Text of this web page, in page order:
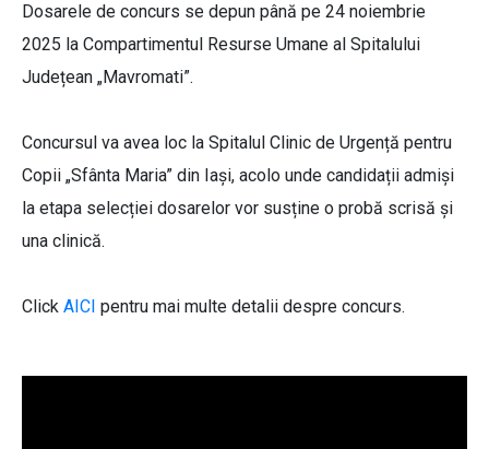
Dosarele de concurs se depun până pe 24 noiembrie
2025 la Compartimentul Resurse Umane al Spitalului
Județean „Mavromati”.
Concursul va avea loc la Spitalul Clinic de Urgență pentru
Copii „Sfânta Maria” din Iași, acolo unde candidații admiși
la etapa selecției dosarelor vor susține o probă scrisă și
una clinică.
Click AICI pentru mai multe detalii despre concurs.